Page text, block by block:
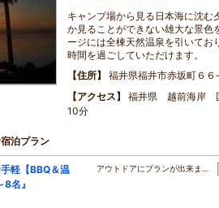
キャンプ場から見る日本海に沈む
か見ることができない雄大な景色
ージには全棟天然温泉を引いてお
時間を過ごしていただけます。
住所
福井県福井市赤坂町６６
アクセス
福井県 越前海岸
10分
泊プラン
軽【BBQ＆温
名』
アウトドアにプランが出来ま…